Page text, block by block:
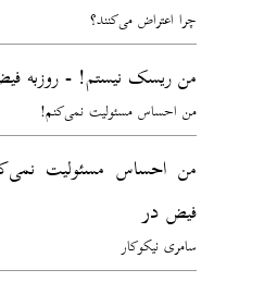
چرا اعتراض می‌کنند؟
من ریسک نیستم! - روزبه
من احساس مسئولیت نمی‌کنم!
من احساس مسئولیت
فیض در
سامری نیکوکار